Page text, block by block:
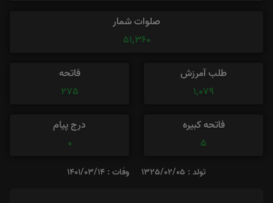
صلوات شمار
51,360
طلب آمرزش
1,079
فاتحه
275
فاتحه کبیره
5
درج پیام
0
تولد : 1325/02/05 وفات : 1401/03/14